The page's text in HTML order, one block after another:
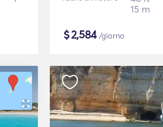
15 m
$2,584/giorno